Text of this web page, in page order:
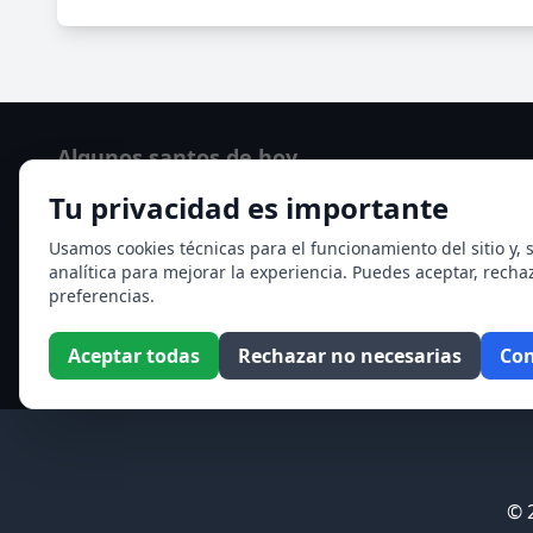
Tu privacidad es importante
Usamos cookies técnicas para el funcionamiento del sitio y,
analítica para mejorar la experiencia. Puedes aceptar,
preferencias.
Aceptar todas Rechazar no necesarias
Algunos santos de hoy
Santo Domingo de Guzmán
Ver todos los santos de hoy
©